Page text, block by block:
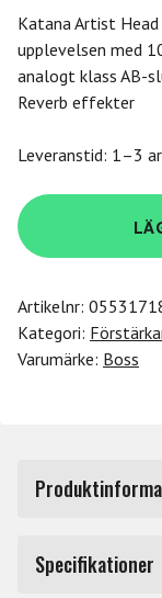
Katana Artist
upplevelsen med
analogt klass AB-
Reverb effekter
Leveranstid: 1–3
Boss
Katana
Artist
Gen
3
mängd
Artikelnr:
Kategori:
Varumärke: Boss
erkända
Specifikationer